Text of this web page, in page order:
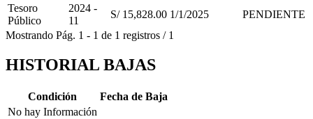
Tesoro
Público
2024 -
11
S/ 15,828.00 1/1/2025
PENDIENTE
Mostrando Pág. 1 - 1 de 1 registros / 1
HISTORIAL BAJAS
Condición
Fecha de Baja
No hay Información